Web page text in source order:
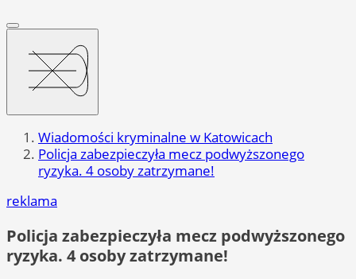
Wiadomości kryminalne w Katowicach
Policja zabezpieczyła mecz podwyższonego
ryzyka. 4 osoby zatrzymane!
reklama
Policja zabezpieczyła mecz podwyższonego
ryzyka. 4 osoby zatrzymane!